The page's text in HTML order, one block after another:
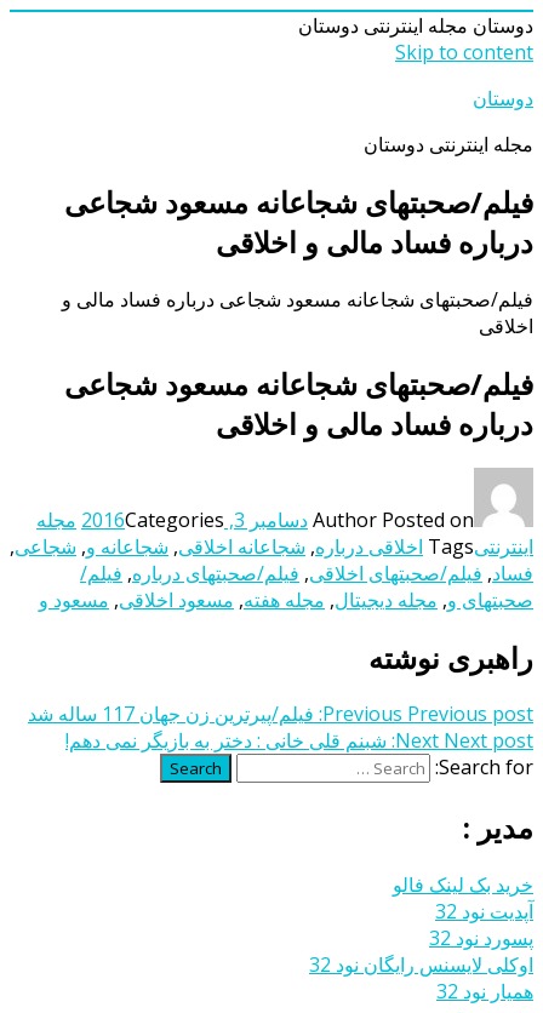
دوستان مجله اینترنتی دوستان
Skip to content
دوستان
مجله اینترنتی دوستان
فیلم/صحبتهای شجاعانه مسعود شجاعی
درباره فساد مالی و اخلاقی
فیلم/صحبتهای شجاعانه مسعود شجاعی درباره فساد مالی و
اخلاقی
فیلم/صحبتهای شجاعانه مسعود شجاعی
درباره فساد مالی و اخلاقی
Author Posted on دسامبر 3, 2016 Categories
مجله
اینترنتیTags اخلاقی درباره, شجاعانه اخلاقی, شجاعانه و, شجاعی,
فساد, فیلم/صحبتهای اخلاقی, فیلم/صحبتهای درباره, فیلم/
صحبتهای و, مجله دیجیتال, مجله هفته, مسعود اخلاقی, مسعود و
راهبری نوشته
Previous Previous post:
فیلم/پیرترین زن جهان 117 ساله شد
Next Next post:
شبنم قلی خانی : دختر به بازیگر نمی‎ دهم!
Search for:
Search
مدیر :
خرید بک لینک فالو
آپدیت نود 32
پسورد نود 32
اوکلی لایسنس رایگان نود 32
همیار نود 32